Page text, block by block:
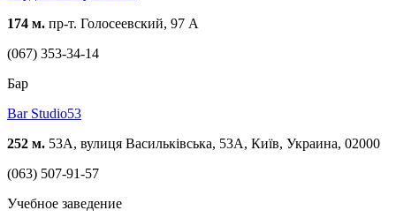
174 м. пр-т. Голосеевский, 97 А
(067) 353-34-14
Бар
Bar Studio53
252 м. 53A, вулиця Васильківська, 53А, Київ, Украина, 02000
(063) 507-91-57
Учебное заведение